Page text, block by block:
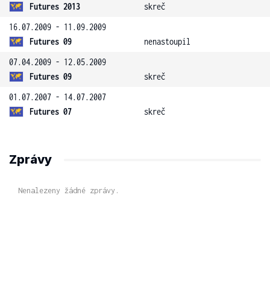
Futures 2013
skreč
16.07.2009 - 11.09.2009
Futures 09
nenastoupil
07.04.2009 - 12.05.2009
Futures 09
skreč
01.07.2007 - 14.07.2007
Futures 07
skreč
Zprávy
Nenalezeny žádné zprávy.